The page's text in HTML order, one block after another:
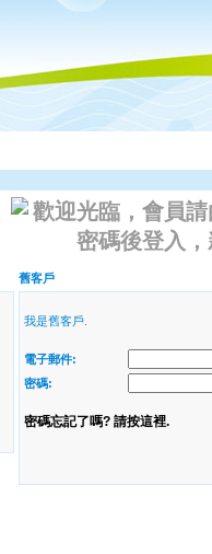
舊客戶
我是舊客戶.
電子郵件:
密碼:
密碼忘記了嗎? 請按這裡.